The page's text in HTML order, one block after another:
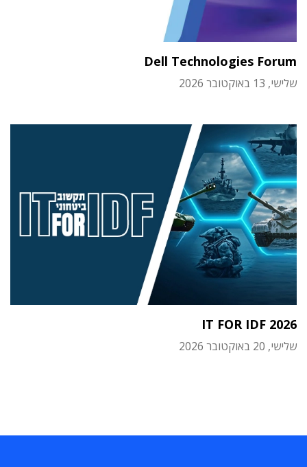
Dell Technologies Forum
שלישי, 13 באוקטובר 2026
IT FOR IDF 2026
שלישי, 20 באוקטובר 2026